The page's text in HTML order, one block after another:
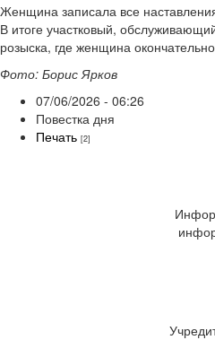
Женщина записала все
В итоге участковый,
розыска, где женщина
Фото: Борис Ярков
07/06/2026 - 06:26
Повестка дня
Печать [2]